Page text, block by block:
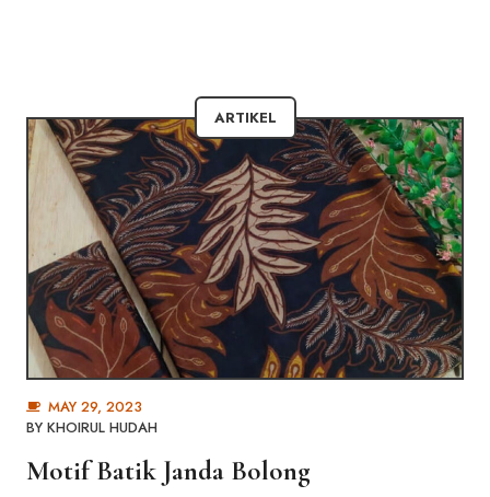
ARTIKEL
MAY 29, 2023
BY KHOIRUL HUDAH
Motif Batik Janda Bolong